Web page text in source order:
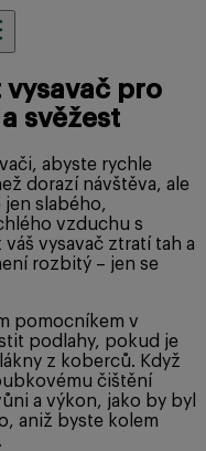
vysavač pro
svěžest
abyste rychle
dorazí návštěva, ale
slabého,
vzduchu s
vysavač ztratí tah a
rozbitý – jen se
pomocníkem v
podlahy, pokud je
z koberců. Když
čištění
a výkon, jako by byl
aniž byste kolem